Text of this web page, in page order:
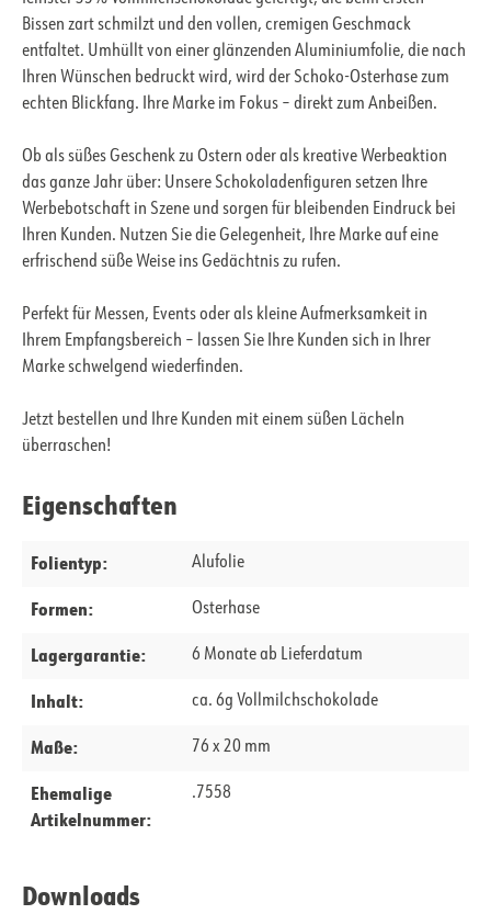
Bissen zart schmilzt und den vollen, cremigen Geschmack
entfaltet. Umhüllt von einer glänzenden Aluminiumfolie, die nach
Ihren Wünschen bedruckt wird, wird der Schoko-Osterhase zum
echten Blickfang. Ihre Marke im Fokus – direkt zum Anbeißen.
Ob als süßes Geschenk zu Ostern oder als kreative Werbeaktion
das ganze Jahr über: Unsere Schokoladenfiguren setzen Ihre
Werbebotschaft in Szene und sorgen für bleibenden Eindruck bei
Ihren Kunden. Nutzen Sie die Gelegenheit, Ihre Marke auf eine
erfrischend süße Weise ins Gedächtnis zu rufen.
Perfekt für Messen, Events oder als kleine Aufmerksamkeit in
Ihrem Empfangsbereich – lassen Sie Ihre Kunden sich in Ihrer
Marke schwelgend wiederfinden.
Jetzt bestellen und Ihre Kunden mit einem süßen Lächeln
überraschen!
Eigenschaften
Folientyp: Alufolie
Formen: Osterhase
Lagergarantie: 6 Monate ab Lieferdatum
Inhalt: ca. 6g Vollmilchschokolade
Maße: 76 x 20 mm
Ehemalige
Artikelnummer:
.7558
Downloads